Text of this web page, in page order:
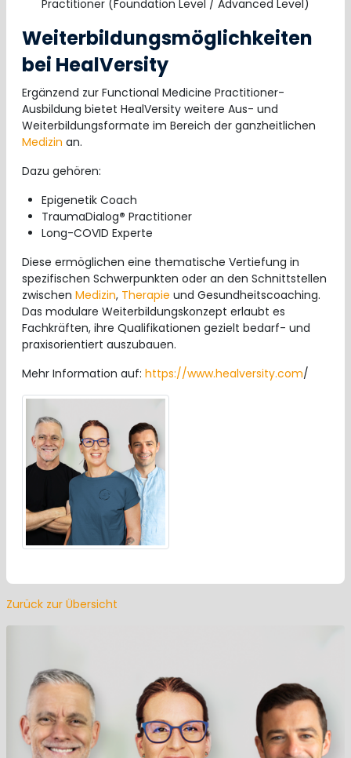
Practitioner (Foundation Level / Advanced Level)
Weiterbildungsmöglichkeiten
bei HealVersity
Ergänzend zur Functional Medicine Practitioner-
Ausbildung bietet HealVersity weitere Aus- und
Weiterbildungsformate im Bereich der ganzheitlichen
Medizin an.
Dazu gehören:
Epigenetik Coach
TraumaDialog® Practitioner
Long-COVID Experte
Diese ermöglichen eine thematische Vertiefung in
spezifischen Schwerpunkten oder an den Schnittstellen
zwischen Medizin, Therapie und Gesundheitscoaching.
Das modulare Weiterbildungskonzept erlaubt es
Fachkräften, ihre Qualifikationen gezielt bedarf- und
praxisorientiert auszubauen.
Mehr Information auf: https://www.healversity.com/
Zurück zur Übersicht